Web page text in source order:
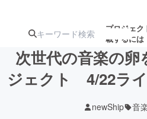
プロジェク
載するには
注目の新着プロ
ジェクト
次世代の音楽の
ジェクト 4/22ラ
newShip 音